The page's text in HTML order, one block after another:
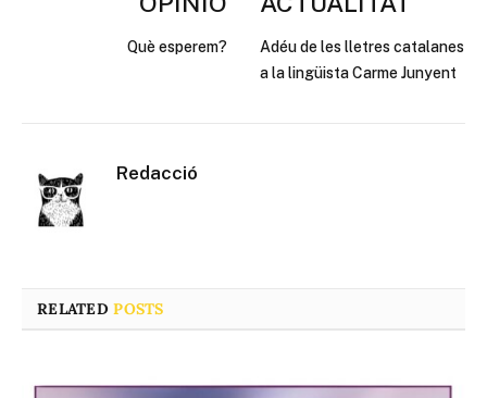
Què esperem?
Adéu de les lletres catalanes
a la lingüista Carme Junyent
Redacció
RELATEDPOSTS